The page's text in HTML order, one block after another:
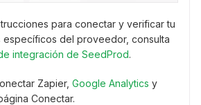
para conectar y verificar tu
específicos del proveedor, consulta
integración de SeedProd.
Zapier, Google Analytics y
Conectar.